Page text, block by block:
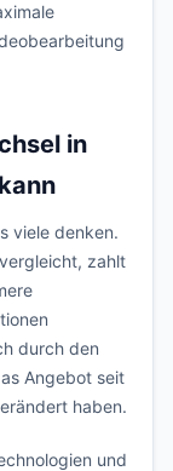
in
viele denken.
zahlt
durch den
Angebot seit
haben.
und